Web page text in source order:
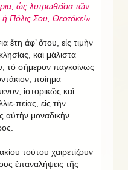
ὡς λυτρωθεῖσα τῶν
ἡ Πόλις Σου, Θεοτόκε!»
ἔτη ἀφ’ ὅτου, εἰς τιμὴν
καὶ μάλιστα
τὸ σήμερον παγκοίνως
ποίημα
ἱστορικῶς καὶ
πείας, εἰς τὴν
αὐτὴν μοναδικὴν
τούτου χαιρετίζουν
ἐπαναλήψεις τῆς